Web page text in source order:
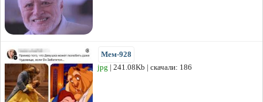
Мем-928
jpg | 241.08Kb | скачали: 186